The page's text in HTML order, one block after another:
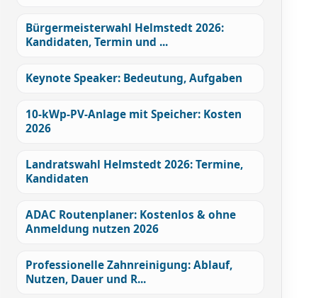
Bürgermeisterwahl Helmstedt 2026:
Kandidaten, Termin und ...
Keynote Speaker: Bedeutung, Aufgaben
10-kWp-PV-Anlage mit Speicher: Kosten
2026
Landratswahl Helmstedt 2026: Termine,
Kandidaten
ADAC Routenplaner: Kostenlos & ohne
Anmeldung nutzen 2026
Professionelle Zahnreinigung: Ablauf,
Nutzen, Dauer und R...